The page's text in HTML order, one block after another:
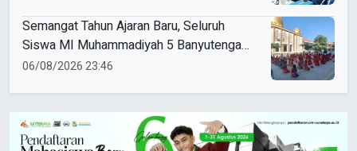
Semangat Tahun Ajaran Baru, Seluruh
Siswa MI Muhammadiyah 5 Banyutengah
Ikuti Latihan Tapak Suci Perdana
06/08/2026 23:46